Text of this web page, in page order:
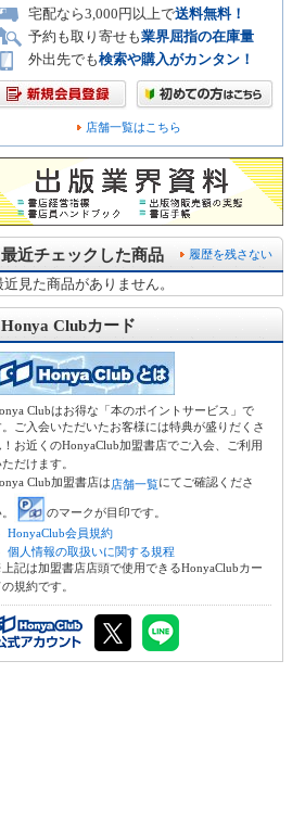
宅配なら3,000円以上で送料無料！
予約も取り寄せも業界屈指の在庫量
外出先でも検索や購入がカンタン！
店舗一覧はこちら
履歴を残さない
最近チェックした商品
近見た商品がありません。
Honya Clubカード
Clubはお得な「本のポイントサービス」で
ご入会いただいたお客様には特典が盛りだくさ
お近くのHonyaClub加盟書店でご入会、ご利用
だけます。
Club加盟書店は店舗一覧にてご確認くださ
のマークが目印です。
HonyaClub会員規約
個人情報の取扱いに関する規程
記は加盟書店店頭で使用できるHonyaClubカー
の規約です。